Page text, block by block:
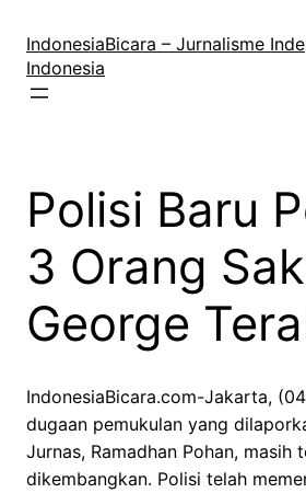
konten
IndonesiaBicara – Jurnalisme
Indonesia
Polisi Baru
3 Orang
George
IndonesiaBicara.com-Jakarta,
dugaan pemukulan yang
Jurnas, Ramadhan Pohan, masih
dikembangkan. Polisi telah